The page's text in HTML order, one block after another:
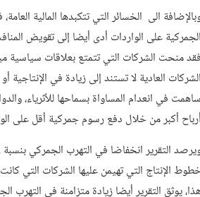
الى الخسائر التي تتكبدها المالية
على الواردات أدى أيضا إلى تقويض
منحت الشركات التي تتمتع بعلاقات سياسية
العادية لا تستند إلى زيادة في الإنتاجية
في انعدام المساواة بسماحها للأثرياء،
أكبر من خلال دفع رسوم جمركية أقل على
الإنتاج التي تهيمن عليها الشركات التي